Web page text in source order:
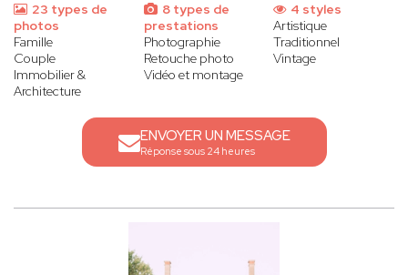
23 types de
photos
Famille
Couple
Immobilier &
Architecture
8 types de
prestations
Photographie
Retouche photo
Vidéo et montage
4 styles
Artistique
Traditionnel
Vintage
ENVOYER UN MESSAGE
Réponse sous 24 heures